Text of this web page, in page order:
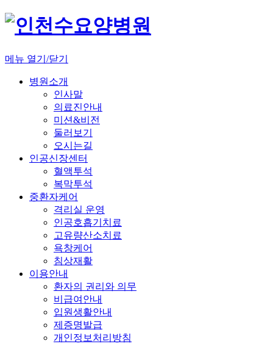
메뉴 열기/닫기
병원소개
인사말
의료진안내
미션&비전
둘러보기
오시는길
인공신장센터
혈액투석
복막투석
중환자케어
격리실 운영
인공호흡기치료
고유량산소치료
욕창케어
침상재활
이용안내
환자의 권리와 의무
비급여안내
입원생활안내
제증명발급
개인정보처리방침